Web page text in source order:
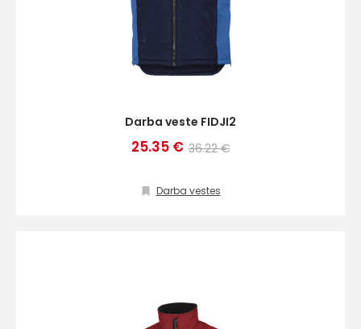
Darba veste FIDJI2
25.35 € 36.22 €
Darba vestes